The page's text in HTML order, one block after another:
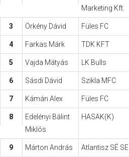
Marketing Kft.
3 Örkény Dávid Füles FC
4 Farkas Márk TDK KFT
5 Vajda Mátyás LK Bulls
6 Sásdi Dávid Szikla MFC
7 Kámán Alex Füles FC
8
Edelényi Bálint
Miklós
HASAK(K)
9 Márton András Atlantisz SÉ SE